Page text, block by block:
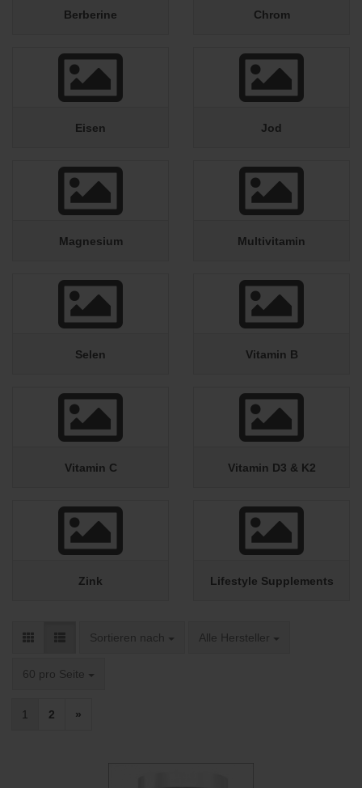
Berberine Chrom
Eisen Jod
Magnesium Multivitamin
Selen Vitamin B
Vitamin C Vitamin D3 & K2
Zink Lifestyle Supplements
Sortieren nach
Sortieren nach Alle Hersteller
pro Seite
60 pro Seite
pro Seite
1 2 »